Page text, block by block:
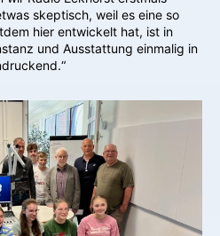
skeptisch, weil es eine so
hier entwickelt hat, ist in
und Ausstattung einmalig in